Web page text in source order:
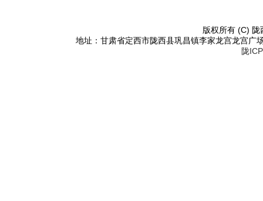
版权所有 (C)
地址：甘肃省定西市陇西县巩昌镇李家龙宫龙宫
陇